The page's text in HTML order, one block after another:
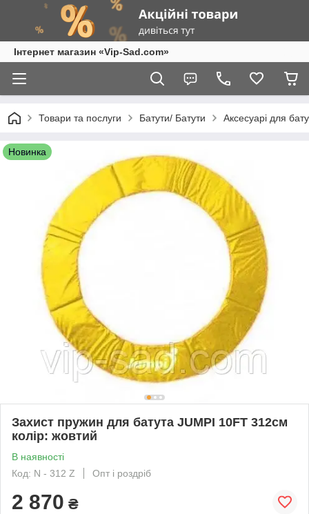
Інтернет магазин «Vip-Sad.com»
Товари та послуги Батути/ Батути Аксесуарі для
Новинка
Захист пружин для батута JUMPI 10FT 312см
колір: жовтий
В наявності
Код: N - 312 Z
Опт і роздріб
2 870 ₴